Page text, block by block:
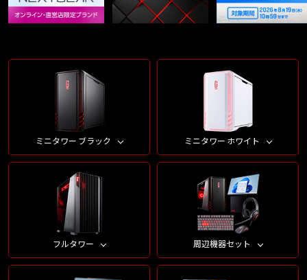
ミニタワー ブラック ミニタワー ホワイト
フルタワー 周辺機器セット